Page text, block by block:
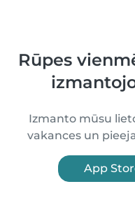
Rūpes
Izmanto mūsu
vakances un
App